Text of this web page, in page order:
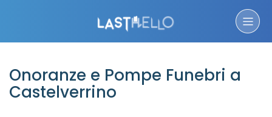
Onoranze e Pompe Funebri a
Castelverrino